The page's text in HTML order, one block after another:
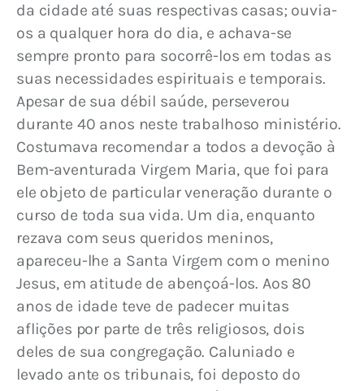
da cidade até suas respectivas casas; ouvia-
os a qualquer hora do dia, e achava-se
sempre pronto para socorrê-los em todas as
suas necessidades espirituais e temporais.
Apesar de sua débil saúde, perseverou
durante 40 anos neste trabalhoso ministério.
Costumava recomendar a todos a devoção à
Bem-aventurada Virgem Maria, que foi para
ele objeto de particular veneração durante o
curso de toda sua vida. Um dia, enquanto
rezava com seus queridos meninos,
apareceu-lhe a Santa Virgem com o menino
Jesus, em atitude de abençoá-los. Aos 80
anos de idade teve de padecer muitas
aflições por parte de três religiosos, dois
deles de sua congregação. Caluniado e
levado ante os tribunais, foi deposto do